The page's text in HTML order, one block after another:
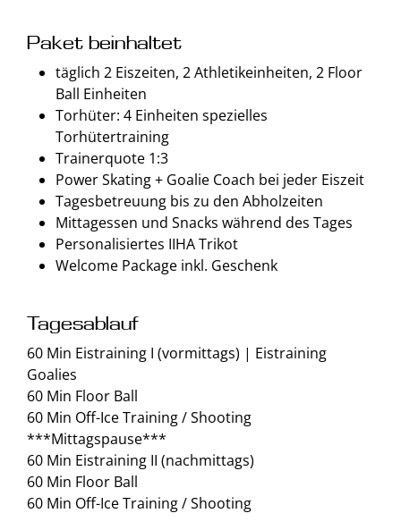
Paket beinhaltet
täglich 2 Eiszeiten, 2 Athletikeinheiten, 2 Floor
Ball Einheiten
Torhüter: 4 Einheiten spezielles
Torhütertraining
Trainerquote 1:3
Power Skating + Goalie Coach bei jeder Eiszeit
Tagesbetreuung bis zu den Abholzeiten
Mittagessen und Snacks während des Tages
Personalisiertes IIHA Trikot
Welcome Package inkl. Geschenk
Tagesablauf
60 Min Eistraining I (vormittags) | Eistraining
Goalies
60 Min Floor Ball
60 Min Off-Ice Training / Shooting
***Mittagspause***
60 Min Eistraining II (nachmittags)
60 Min Floor Ball
60 Min Off-Ice Training / Shooting